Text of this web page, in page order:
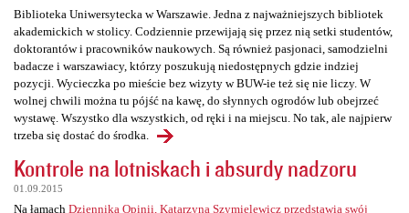
Biblioteka Uniwersytecka w Warszawie. Jedna z najważniejszych bibliotek
akademickich w stolicy. Codziennie przewijają się przez nią setki studentów,
doktorantów i pracowników naukowych. Są również pasjonaci, samodzielni
badacze i warszawiacy, którzy poszukują niedostępnych gdzie indziej
pozycji. Wycieczka po mieście bez wizyty w BUW-ie też się nie liczy. W
wolnej chwili można tu pójść na kawę, do słynnych ogrodów lub obejrzeć
wystawę. Wszystko dla wszystkich, od ręki i na miejscu. No tak, ale najpierw
trzeba się dostać do środka.
Kontrole na lotniskach i absurdy nadzoru
01.09.2015
Na łamach Dziennika Opinii, Katarzyna Szymielewicz przedstawia swój